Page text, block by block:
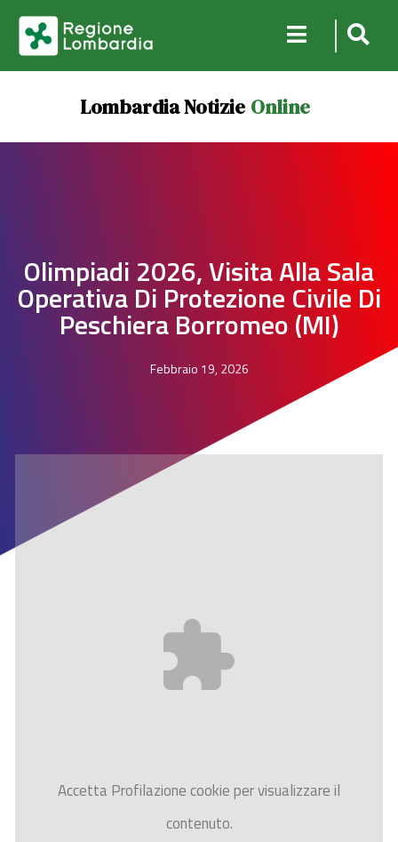
Lombardia Notizie Online
Olimpiadi 2026, Visita Alla Sala
Operativa Di Protezione Civile Di
Peschiera Borromeo (MI)
Febbraio 19, 2026
AccettaProfilazionecookie per visualizzare il
contenuto.